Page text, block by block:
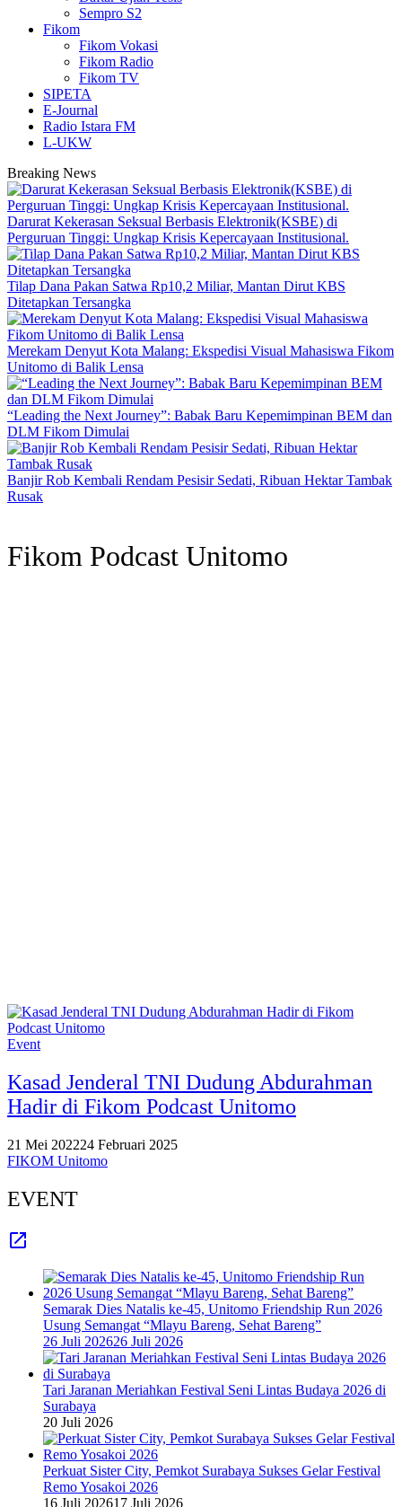
Sempro S2
Fikom
Fikom Vokasi
Fikom Radio
Fikom TV
SIPETA
E-Journal
Radio Istara FM
L-UKW
Breaking News
Darurat Kekerasan Seksual Berbasis Elektronik(KSBE) di
Perguruan Tinggi: Ungkap Krisis Kepercayaan Institusional.
Tilap Dana Pakan Satwa Rp10,2 Miliar, Mantan Dirut KBS
Ditetapkan Tersangka
Merekam Denyut Kota Malang: Ekspedisi Visual Mahasiswa Fikom
Unitomo di Balik Lensa
“Leading the Next Journey”: Babak Baru Kepemimpinan BEM dan
DLM Fikom Dimulai
Banjir Rob Kembali Rendam Pesisir Sedati, Ribuan Hektar Tambak
Rusak
Fikom Podcast Unitomo
Event
Kasad Jenderal TNI Dudung Abdurahman
Hadir di Fikom Podcast Unitomo
21 Mei 202224 Februari 2025
FIKOM Unitomo
EVENT
Semarak Dies Natalis ke-45, Unitomo Friendship Run 2026
Usung Semangat “Mlayu Bareng, Sehat Bareng”
26 Juli 202626 Juli 2026
Tari Jaranan Meriahkan Festival Seni Lintas Budaya 2026 di
Surabaya
20 Juli 2026
Perkuat Sister City, Pemkot Surabaya Sukses Gelar Festival
Remo Yosakoi 2026
16 Juli 202617 Juli 2026